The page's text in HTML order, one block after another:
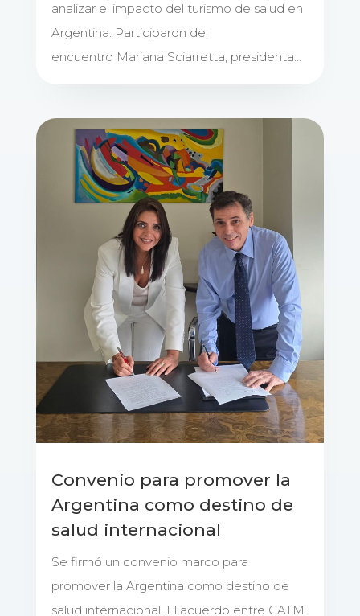
analizar el impacto del turismo de salud en
Argentina. Participaron del
encuentro Mariana Sciarretta, presidenta...
Convenio para promover la
Argentina como destino de
salud internacional
Se firmó un convenio marco para
promover la Argentina como destino de
salud internacional. El acuerdo entre CATM